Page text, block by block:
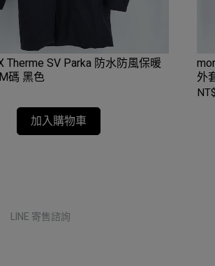
Therme SV Parka 防水防風保暖
碼 黑色
加入購物車
外
LINE 寄售諮詢